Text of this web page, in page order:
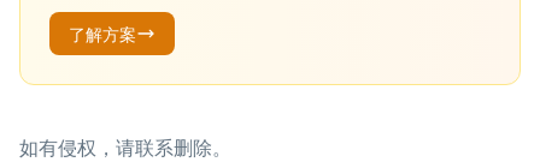
了解方案
如有侵权，请联系删除。